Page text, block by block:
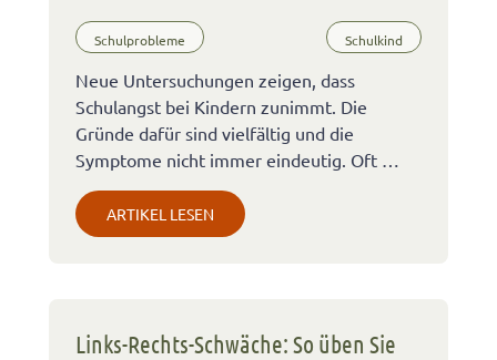
Schulprobleme Schulkind
Neue Untersuchungen zeigen, dass
Schulangst bei Kindern zunimmt. Die
Gründe dafür sind vielfältig und die
Symptome nicht immer eindeutig. Oft …
ARTIKEL LESEN
Links-Rechts-Schwäche: So üben Sie